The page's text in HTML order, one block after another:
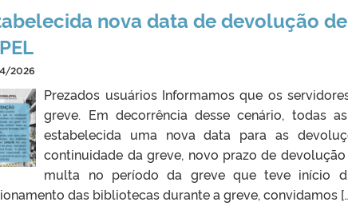
nova data de devolução
2026
Prezados usuários Informamos que os
greve. Em decorrência desse cenário, todas
estabelecida uma nova data para as
continuidade da greve, novo prazo de
multa no período da greve que teve início
das bibliotecas durante a greve, convidamos